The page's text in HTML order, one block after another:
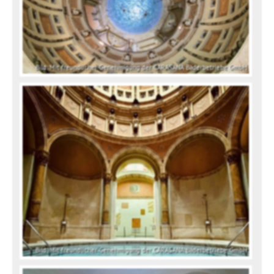
Bild: Mit freundlicher Genehmigung der CARASANA Bäderbetriebe GmbH
Bild: Mit freundlicher Genehmigung der CARASANA Bäderbetriebe GmbH